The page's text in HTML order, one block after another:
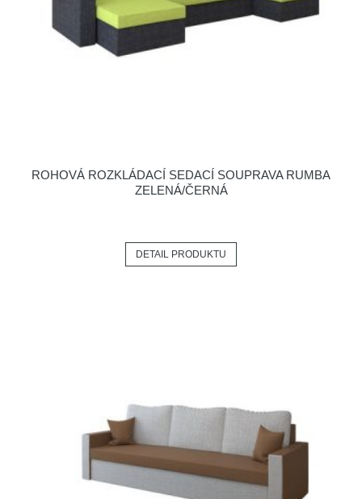
ROHOVÁ ROZKLÁDACÍ SEDACÍ SOUPRAVA RUMBA
ZELENÁ/ČERNÁ
DETAIL PRODUKTU